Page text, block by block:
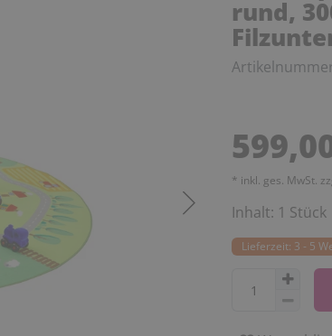
rund,
* inkl. ges. MwSt.
Inhalt: 1 Stück
Lieferzeit: 3 - 5